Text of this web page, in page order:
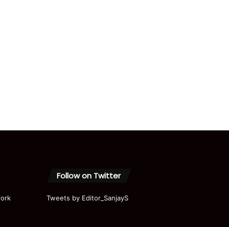
Follow on Twitter
Tweets by Editor_SanjayS